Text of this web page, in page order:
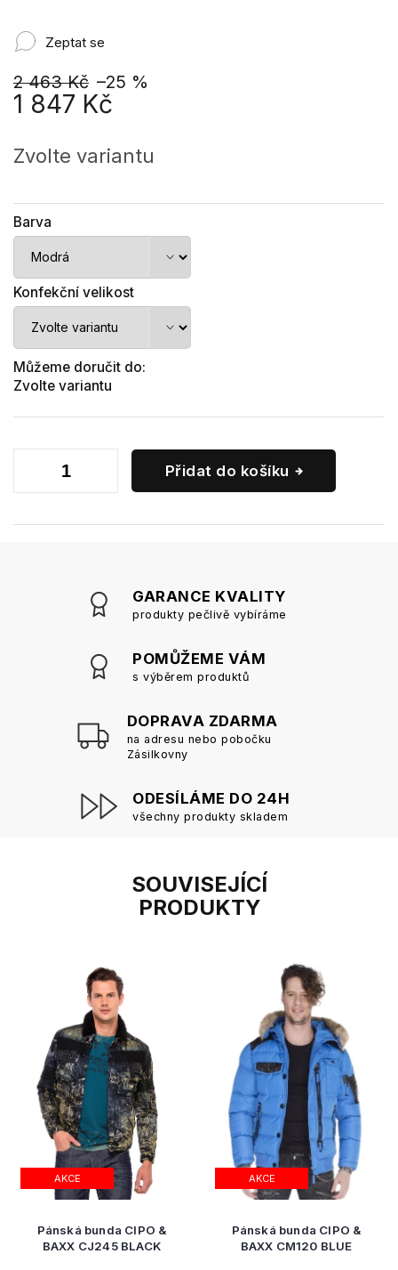
2 463 Kč –25 %
1 847 Kč
cena:
Zvolte variantu
Barva
Konfekční velikost
Můžeme doručit do:
Zvolte variantu
Přidat do košíku
Zeptat se
GARANCE KVALITY
produkty pečlivě vybíráme
POMŮŽEME VÁM
s výběrem produktů
DOPRAVA ZDARMA
na adresu nebo pobočku
Zásilkovny
ODESÍLÁME DO 24H
všechny produkty skladem
SOUVISEJÍCÍ
PRODUKTY
AKCE
Pánská bunda CIPO &
BAXX CJ245 BLACK
AKCE
Pánská bunda CIPO &
BAXX CM120 BLUE